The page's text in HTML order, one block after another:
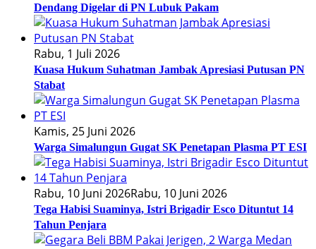
Dendang Digelar di PN Lubuk Pakam
Rabu, 1 Juli 2026
Kuasa Hukum Suhatman Jambak Apresiasi Putusan PN
Stabat
Kamis, 25 Juni 2026
Warga Simalungun Gugat SK Penetapan Plasma PT ESI
Rabu, 10 Juni 2026Rabu, 10 Juni 2026
Tega Habisi Suaminya, Istri Brigadir Esco Dituntut 14
Tahun Penjara